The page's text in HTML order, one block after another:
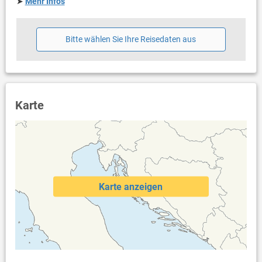
Bitte wählen Sie Ihre Reisedaten aus
Karte
Karte anzeigen